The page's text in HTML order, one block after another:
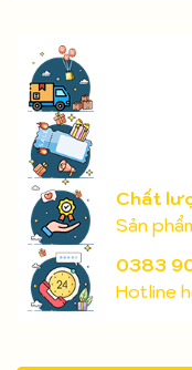
Chất
Sản
0383
Hotline